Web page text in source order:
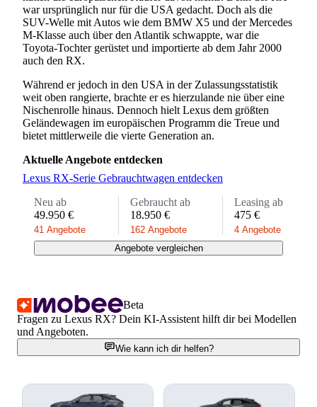
war ursprünglich nur für die USA gedacht. Doch als die
SUV-Welle mit Autos wie dem BMW X5 und der Mercedes
M-Klasse auch über den Atlantik schwappte, war die
Toyota-Tochter gerüstet und importierte ab dem Jahr 2000
auch den RX.
Während er jedoch in den USA in der Zulassungsstatistik
weit oben rangierte, brachte er es hierzulande nie über eine
Nischenrolle hinaus. Dennoch hielt Lexus dem größten
Geländewagen im europäischen Programm die Treue und
bietet mittlerweile die vierte Generation an.
Aktuelle Angebote entdecken
Lexus RX-Serie Gebrauchtwagen entdecken
Neu ab
49.950 €
41 Angebote
Gebraucht ab
18.950 €
162 Angebote
Leasing ab
475 €
4 Angebote
Angebote vergleichen
Beta
Fragen zu Lexus RX? Dein KI-Assistent hilft dir bei Modellen
und Angeboten.
Wie kann ich dir helfen?